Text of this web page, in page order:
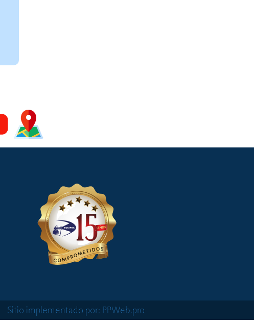
Sitio implementado por: PPWeb.pro